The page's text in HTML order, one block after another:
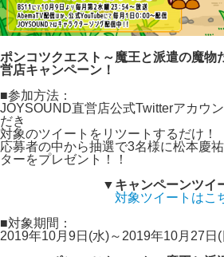
ポンコツクエスト～魔王と派遣の魔物
営店キャンペーン！
■参加方法：
JOYSOUND直営店公式Twitterアカウ
だき
対象のツイートをリツートするだけ！
応募者の中から抽選で3名様に松本慶
ターをプレゼント！！
▼キャンペーンツイ
対象ツイートはこ
■対象期間：
2019年10月9日(水)～2019年10月27日(